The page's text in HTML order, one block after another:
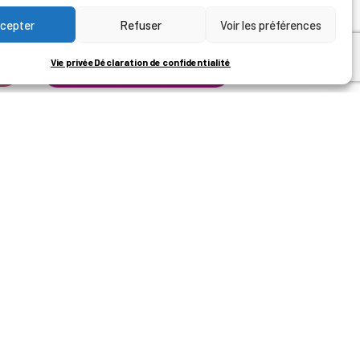
Refuser Voir les préférences
Vie privéeDéclaration de confidentialité